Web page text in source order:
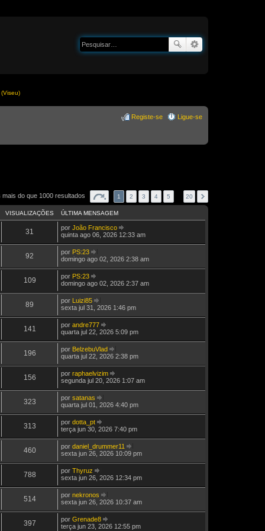
Ligue-se
Registe-se
do que 1000 resultados 1 2 3 4 5 20
VISUALIZAÇÕES ÚLTIMA MENSAGEM
31 por João Francisco
V
a
ú
t
M
e
s
a
e
m
quinta ago 06, 2026 12:33 am
92 por PS:23
V
a
ú
l
t
m
a
M
e
n
s
a
g
e
domingo ago 02, 2026 2:38 am
109 por PS:23
V
a
a
ú
l
m
a
M
e
n
s
a
g
e
domingo ago 02, 2026 2:37 am
89 por Luizi85
V
a
a
ú
l
t
m
a
M
e
n
s
a
g
e
sexta jul 31, 2026 1:46 pm
141 por andre777
V
a
a
ú
l
t
a
M
e
s
a
g
e
quarta jul 22, 2026 5:09 pm
196 por BelzebuVlad
V
a
ú
t
a
M
e
n
s
a
e
quarta jul 22, 2026 2:38 pm
156 por raphaelvizim
V
a
ú
t
m
a
M
e
s
a
e
segunda jul 20, 2026 1:07 am
323 por satanas
V
a
ú
l
t
a
M
e
n
s
a
g
e
quarta jul 01, 2026 4:40 pm
313 por dotta_pt
V
a
a
ú
t
m
a
M
e
n
s
terça jun 30, 2026 7:40 pm
460 por daniel_drummer11
V
e
a
ú
t
sexta jun 26, 2026 10:09 pm
788 por Thyruz
V
a
a
ú
t
sexta jun 26, 2026 12:34 pm
514 por nekronos
V
a
sexta jun 26, 2026 10:37 am
397 por Grenade8
V
terça jun 23, 2026 12:55 pm